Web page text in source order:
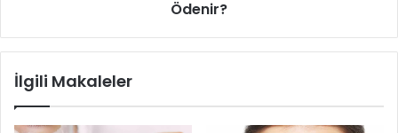
Ödenir?
İlgili Makaleler